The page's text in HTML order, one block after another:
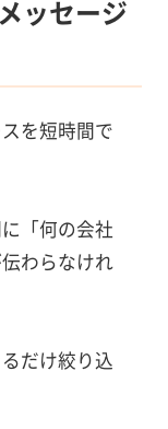
ッセージ
を短時間で
「何の会社
わらなけれ
だけ絞り込